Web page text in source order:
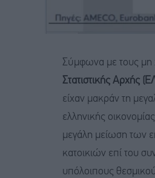
Σύμφωνα με τους μη
Στατιστικής Αρχής
είχαν μακράν τη
ελληνικής
μεγάλη μείωση των
κατοικιών επί του
υπόλοιπους